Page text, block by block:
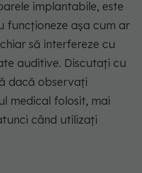
implantabile, este
funcționeze așa cum ar
să interfereze cu
auditive. Discutați cu
dacă observați
medical folosit, mai
când utilizați